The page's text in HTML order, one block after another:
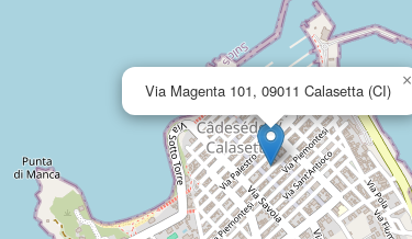
Via Magenta 101, 09011 Calasetta (CI) ×